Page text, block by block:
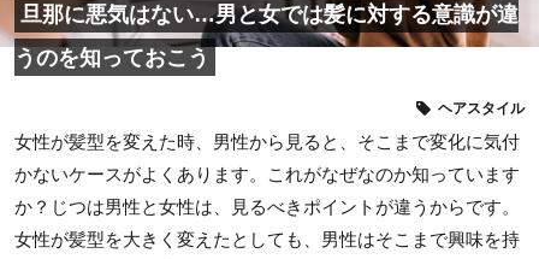
旦那に悪気はない…男と女では髪に対する意識が違
うのを知っておこう
ヘアスタイル
女性が髪型を変えた時、男性から見ると、そこまで変化に気付
かないケースがよくあります。これがなぜなのか知っています
か？じつは男性と女性は、見るべきポイントが違うからです。
女性が髪型を大きく変えたとしても、男性はそこまで興味を持